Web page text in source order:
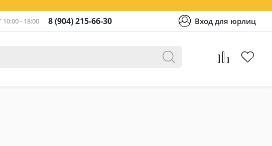
- 18:00 8 (904) 215-66-30 Вход для юрлиц